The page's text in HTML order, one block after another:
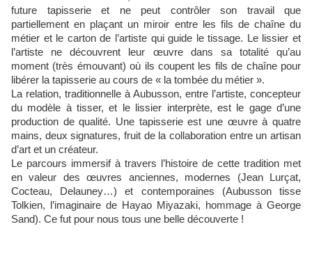
future tapisserie et ne peut contrôler son travail que
partiellement en plaçant un miroir entre les fils de chaîne du
métier et le carton de l’artiste qui guide le tissage. Le lissier et
l’artiste ne découvrent leur œuvre dans sa totalité qu’au
moment (très émouvant) où ils coupent les fils de chaîne pour
libérer la tapisserie au cours de « la tombée du métier ».
La relation, traditionnelle à Aubusson, entre l’artiste, concepteur
du modèle à tisser, et le lissier interprète, est le gage d’une
production de qualité. Une tapisserie est une œuvre à quatre
mains, deux signatures, fruit de la collaboration entre un artisan
d’art et un créateur.
Le parcours immersif à travers l’histoire de cette tradition met
en valeur des œuvres anciennes, modernes (Jean Lurçat,
Cocteau, Delauney…) et contemporaines (Aubusson tisse
Tolkien, l’imaginaire de Hayao Miyazaki, hommage à George
Sand). Ce fut pour nous tous une belle découverte !